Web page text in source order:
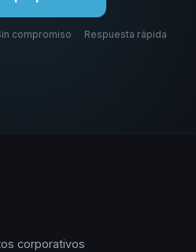
compromiso · Respuesta rápida
corporativos